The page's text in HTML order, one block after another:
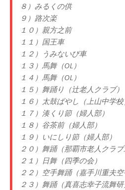
８）みるくの供
９）路次楽
１０）親方之前
１１）国王車
１２）うみないび車
１３）馬舞（OL）
１４）馬舞（OL）
１５）舞踊り（辻老人クラブ）
１６）太鼓ばやし（上山中学校
１７）湊くり節（婦人部）
１８）谷茶前（婦人部）
１９）いにしり節（婦人部）
２０）舞踊（那覇市老人クラブ
２１）日舞（四季の会）
２２）空手舞踊（嘉手川重夫空
２３）舞踊（真喜志幸子流舞研